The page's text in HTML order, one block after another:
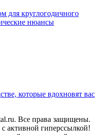
для круглогодичного
нюансы
которые вдохновят вас
Все права защищены.
активной гиперссылкой!